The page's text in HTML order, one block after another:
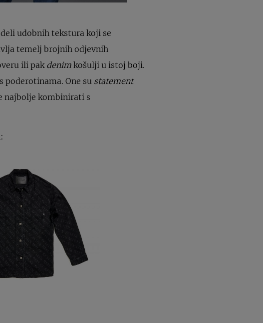
udobnih tekstura koji se
temelj brojnih odjevnih
ili pak denim košulji u istoj boji.
One su statement
najbolje kombinirati s